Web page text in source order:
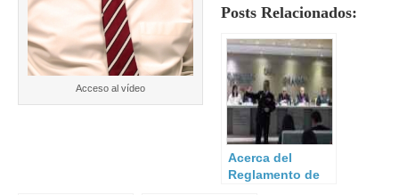
Acceso al vídeo
Posts Relacionados:
Acerca del
Reglamento de